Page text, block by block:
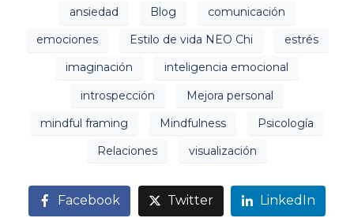
ansiedad Blog
comunicación
emociones
Estilo de vida NEO Chi
estrés
imaginación
inteligencia emocional
introspección
Mejora personal
mindful framing
Mindfulness
Psicología
Relaciones
visualización
Facebook Twitter LinkedIn